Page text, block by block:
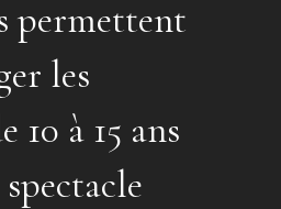
permettent
les
10 à 15 ans